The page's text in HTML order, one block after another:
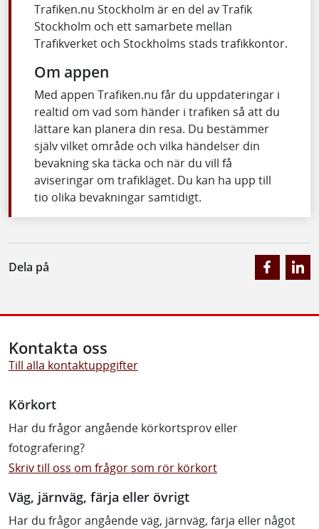
Trafiken.nu Stockholm är en del av Trafik
Stockholm och ett samarbete mellan
Trafikverket och Stockholms stads trafikkontor.
Om appen
Med appen Trafiken.nu får du uppdateringar i
realtid om vad som händer i trafiken så att du
lättare kan planera din resa. Du bestämmer
själv vilket område och vilka händelser din
bevakning ska täcka och när du vill få
aviseringar om trafikläget. Du kan ha upp till
tio olika bevakningar samtidigt.
Dela på
Kontakta oss
Till alla kontaktuppgifter
Körkort
Har du frågor angående körkortsprov eller
fotografering?
Skriv till oss om frågor som rör körkort
Väg, järnväg, färja eller övrigt
Har du frågor angående väg, järnväg, färja eller något